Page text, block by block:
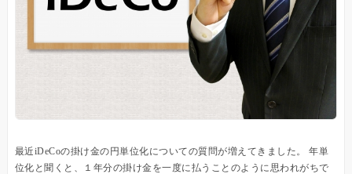
最近iDeCoの掛け金の円単位化についての質問が増えてきました。 年単
位化と聞くと、１年分の掛け金を一度に払うことのように思われがちで